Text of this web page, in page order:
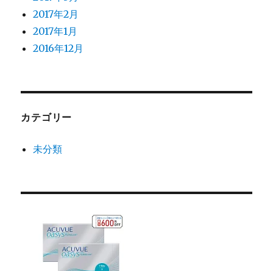
2017年2月
2017年1月
2016年12月
カテゴリー
未分類